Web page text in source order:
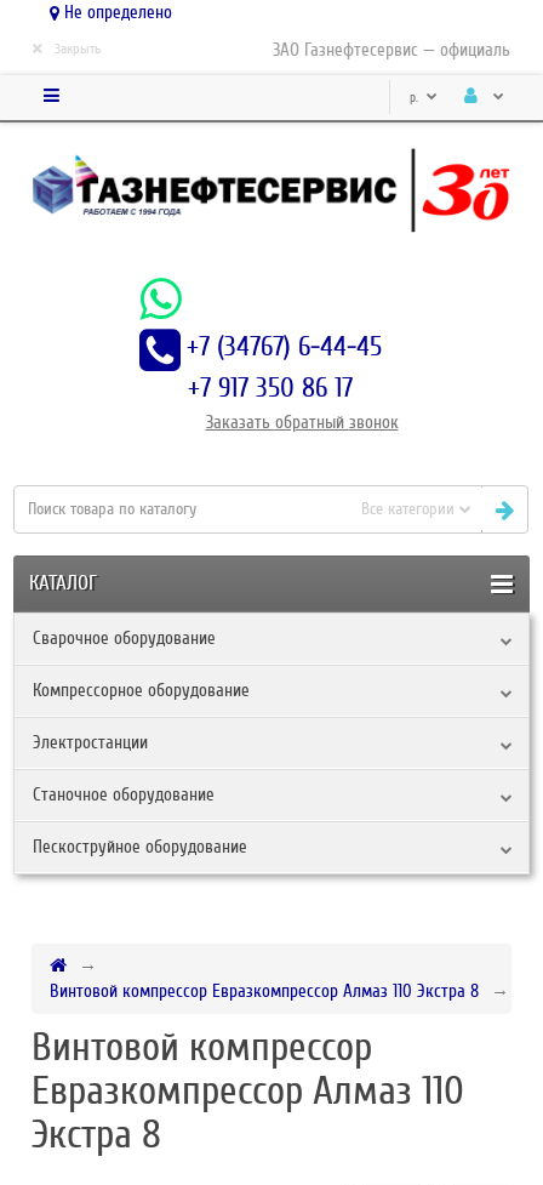
Не определено
ЗАО Газнефтесервис — официальный
× Закрыть
р.
+7 (34767) 6-44-45
+7 917 350 86 17
Заказать обратный звонок
Все категории
КАТАЛОГ
Сварочное оборудование
Компрессорное оборудование
Электростанции
Станочное оборудование
Пескоструйное оборудование
Винтовой компрессор Евразкомпрессор Алмаз 110 Экстра 8
Винтовой компрессор
Евразкомпрессор Алмаз 110
Экстра 8